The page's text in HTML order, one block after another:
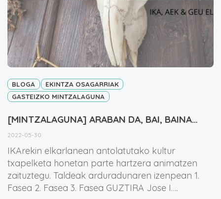
BLOGA
EKINTZA OSAGARRIAK
GASTEIZKO MINTZALAGUNA
[MINTZALAGUNA] ARABAN DA, BAI, BAINA…
2022-05-30
IKArekin elkarlanean antolatutako kultur
txapelketa honetan parte hartzera animatzen
zaituztegu. Taldeak arduradunaren izenpean 1.
Fasea 2. Fasea 3. Fasea GUZTIRA Jose I….